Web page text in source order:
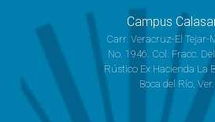
Campus
Carr. Veracruz-El Tejar-
No. 1946. Col. Fracc.
Rústico Ex Hacienda La
Boca del Río, Ver.